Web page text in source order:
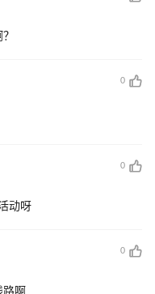
0
0
动呀
0